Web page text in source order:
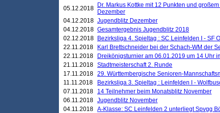
05.12.2018
Dr. Markus Kottke mit 12 Punkten und
Dezember
04.12.2018 Jugendblitz Dezember
04.12.2018 Gesamtergebnis Jugendblitz 2018
02.12.2018
Bezirksliga 4. Spieltag : SC Leinfelden I - SF
22.11.2018
Karl Brettschneider bei der Schach-WM der
22.11.2018
Dreikönigsturnier am 06.01.2019 um 14 Uhr
21.11.2018 Stadtmeisterschaft 2. Runde
17.11.2018 29. Württembergische Senioren-
11.11.2018
Bezirksliga 3. Spieltag : Leinfelden I -
07.11.2018
14 Teilnehmer beim Monatsblitz November
06.11.2018 Jugendblitz November
04.11.2018 A-Klasse: SC Leinfelden 2 unterliegt Spvgg